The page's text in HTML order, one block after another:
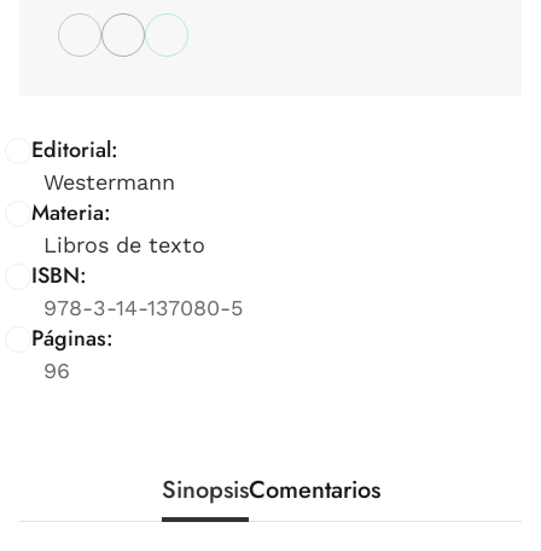
Editorial:
Westermann
Materia:
Libros de texto
ISBN:
978-3-14-137080-5
Páginas:
96
SinopsisComentarios